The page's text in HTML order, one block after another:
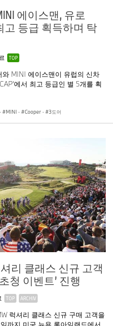
에이스맨, 유로
고 등급 획득하며 탁
TOP
MINI 에이스맨이 유럽의 신차
에서 최고 등급인 별 5개를 획
· MINI · Cooper · 3도어
리 클래스 신규 고객
청 이벤트’ 진행
TOP ARCHIV
럭셔리 클래스 신규 구매 고객을